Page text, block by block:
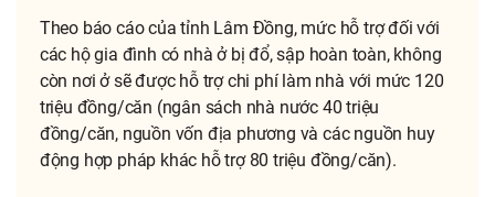
Theo báo cáo của tỉnh Lâm Đồng, mức hỗ trợ đối với
các hộ gia đình có nhà ở bị đổ, sập hoàn toàn, không
còn nơi ở sẽ được hỗ trợ chi phí làm nhà với mức 120
triệu đồng/căn (ngân sách nhà nước 40 triệu
đồng/căn, nguồn vốn địa phương và các nguồn huy
động hợp pháp khác hỗ trợ 80 triệu đồng/căn).